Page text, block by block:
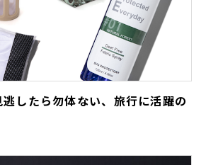
したら勿体ない、旅行に活躍の